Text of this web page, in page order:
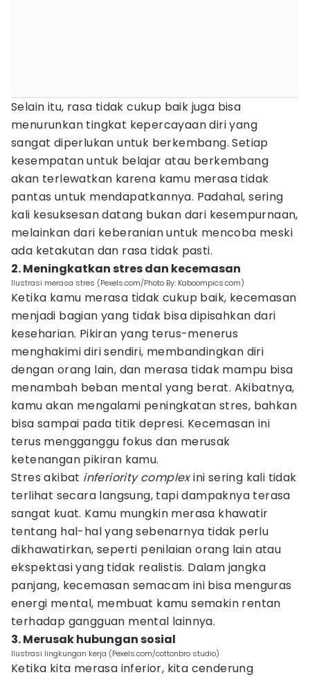
Selain itu, rasa tidak cukup baik juga bisa
menurunkan tingkat kepercayaan diri yang
sangat diperlukan untuk berkembang. Setiap
kesempatan untuk belajar atau berkembang
akan terlewatkan karena kamu merasa tidak
pantas untuk mendapatkannya. Padahal, sering
kali kesuksesan datang bukan dari kesempurnaan,
melainkan dari keberanian untuk mencoba meski
ada ketakutan dan rasa tidak pasti.
2. Meningkatkan stres dan kecemasan
Ilustrasi merasa stres (Pexels.com/Photo By: Kaboompics.com)
Ketika kamu merasa tidak cukup baik, kecemasan
menjadi bagian yang tidak bisa dipisahkan dari
keseharian. Pikiran yang terus-menerus
menghakimi diri sendiri, membandingkan diri
dengan orang lain, dan merasa tidak mampu bisa
menambah beban mental yang berat. Akibatnya,
kamu akan mengalami peningkatan stres, bahkan
bisa sampai pada titik depresi. Kecemasan ini
terus mengganggu fokus dan merusak
ketenangan pikiran kamu.
Stres akibat inferiority complexini sering kali tidak
terlihat secara langsung, tapi dampaknya terasa
sangat kuat. Kamu mungkin merasa khawatir
tentang hal-hal yang sebenarnya tidak perlu
dikhawatirkan, seperti penilaian orang lain atau
ekspektasi yang tidak realistis. Dalam jangka
panjang, kecemasan semacam ini bisa menguras
energi mental, membuat kamu semakin rentan
terhadap gangguan mental lainnya.
3. Merusak hubungan sosial
Ilustrasi lingkungan kerja (Pexels.com/cottonbro studio)
Ketika kita merasa inferior, kita cenderung